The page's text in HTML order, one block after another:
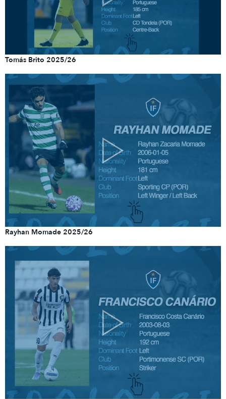
Tomás Brito 2025/26
Rayhan Momade 2025/26